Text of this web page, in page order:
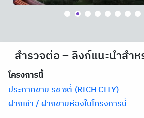
สำรวจต่อ – ลิงก์แนะนำสำ
โครงการนี้
ประกาศขาย ริช ซิตี้ (RICH CITY)
ฝากเช่า / ฝากขายห้องในโครงการนี้